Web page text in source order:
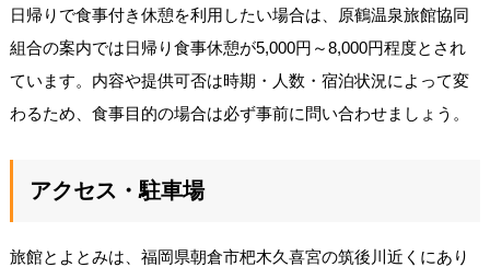
日帰りで食事付き休憩を利用したい場合は、原鶴温泉旅館協同
組合の案内では日帰り食事休憩が5,000円～8,000円程度とされ
ています。内容や提供可否は時期・人数・宿泊状況によって変
わるため、食事目的の場合は必ず事前に問い合わせましょう。
アクセス・駐車場
旅館とよとみは、福岡県朝倉市杷木久喜宮の筑後川近くにあり